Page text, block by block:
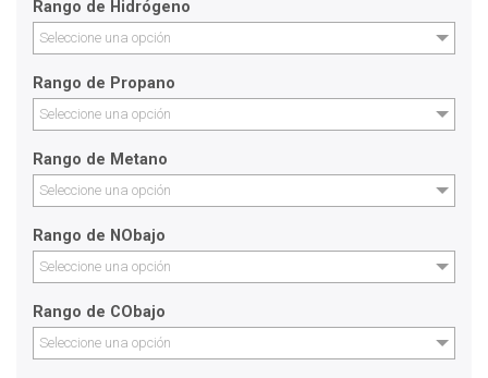
Rango de Hidrógeno
Seleccione una opción
Rango de Propano
Seleccione una opción
Rango de Metano
Seleccione una opción
Rango de NObajo
Seleccione una opción
Rango de CObajo
Seleccione una opción